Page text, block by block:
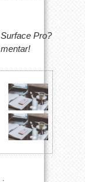
Pro?